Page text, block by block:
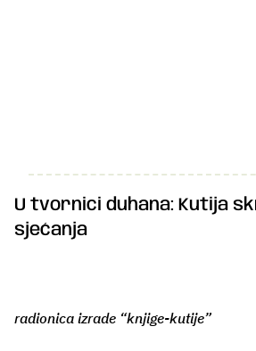
U tvornici duhana: Kutija
sjećanja
radionica izrade “knjige-kutije”